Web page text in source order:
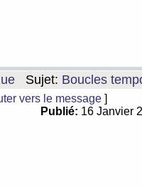
Sujet: Boucles
vers le message ]
Publié: 16 Janvier